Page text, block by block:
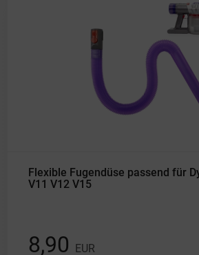
Flexible Fugendüse passend für
V11 V12 V15
8,90 EUR